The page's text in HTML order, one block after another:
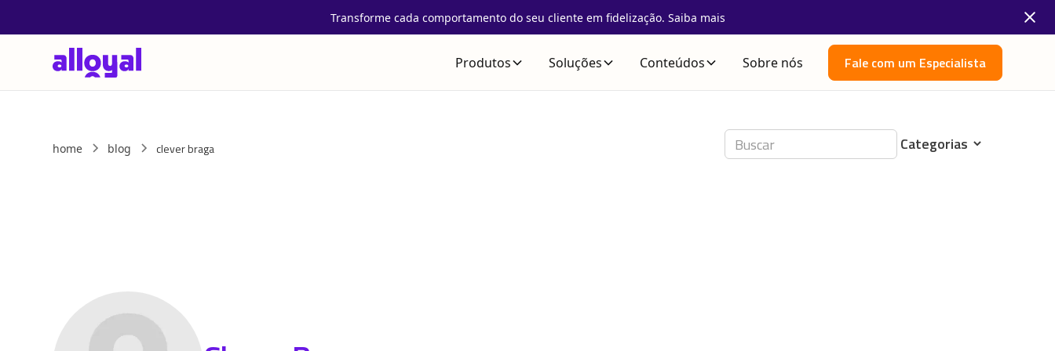
Transforme cada comportamento do seu cliente em fidelização. Saiba mais
Produtos Soluções Conteúdos Sobre nós Fale com um Especialista
home blog clever braga